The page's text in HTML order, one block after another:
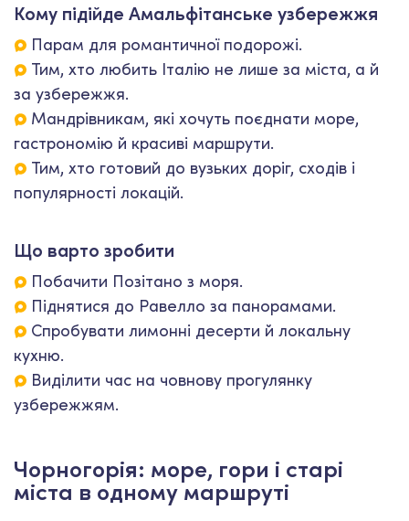
Кому підійде Амальфітанське узбережжя
Парам для романтичної подорожі.
Тим, хто любить Італію не лише за міста, а й
за узбережжя.
Мандрівникам, які хочуть поєднати море,
гастрономію й красиві маршрути.
Тим, хто готовий до вузьких доріг, сходів і
популярності локацій.
Що варто зробити
Побачити Позітано з моря.
Піднятися до Равелло за панорамами.
Спробувати лимонні десерти й локальну
кухню.
Виділити час на човнову прогулянку
узбережжям.
Чорногорія: море, гори і старі
міста в одному маршруті